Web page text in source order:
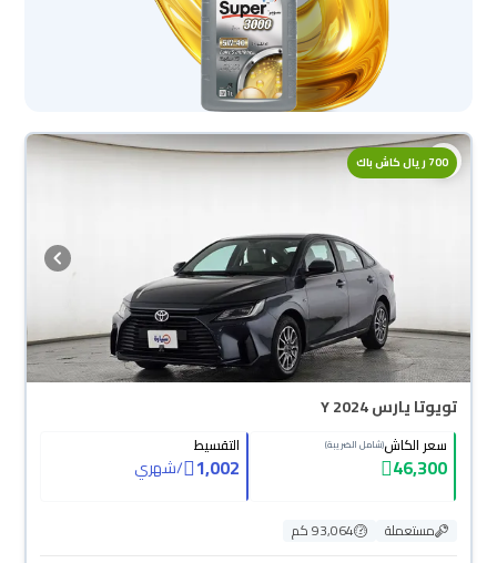
700 ريال كاش باك
تويوتا يارس Y 2024
سعر الكاش(شامل الضريبة)
46,300
التقسيط
1,002
/شهري
مستعملة
93,064 كم